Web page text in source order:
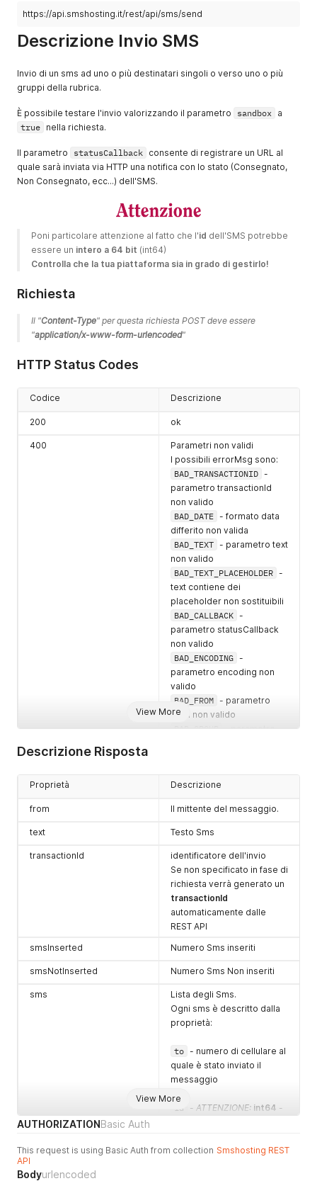
https://api.smshosting.it/rest/api/sms/send
Descrizione Invio SMS
Invio di un sms ad uno o più destinatari singoli o verso uno o più
gruppi della rubrica.
È possibile testare l'invio valorizzando il parametro sandbox a
true nella richiesta.
Il parametro statusCallback consente di registrare un URL al
quale sarà inviata via HTTP una notifica con lo stato (Consegnato,
Non Consegnato, ecc...) dell'SMS.
Poni particolare attenzione al fatto che l'id dell'SMS potrebbe
essere un intero a 64 bit (int64)
Controlla che la tua piattaforma sia in grado di gestirlo!
Richiesta
Il "Content-Type" per questa richiesta POST deve essere
"application/x-www-form-urlencoded"
HTTP Status Codes
View More
Codice Descrizione
200 ok
400
Parametri non validi
I possibili errorMsg sono:
BAD_TRANSACTIONID -
parametro transactionId
non valido
BAD_DATE - formato data
differito non valida
BAD_TEXT - parametro text
non valido
BAD_TEXT_PLACEHOLDER -
text contiene dei
placeholder non sostituibili
BAD_CALLBACK -
parametro statusCallback
non valido
BAD_ENCODING -
parametro encoding non
valido
BAD_FROM - parametro
from non valido
BAD_GROUP - parametro
l'invio
nessun valido destinatario
GENERIC_ERROR
TEST_SMS_NOT_ALLOWED
errore invio sms di test a
numero diverso da quello
di registrazione
Metodo HTTP non
Descrizione Risposta
View More
Proprietà Descrizione
from Il mittente del messaggio.
text Testo Sms
transactionId
identificatore dell'invio
Se non specificato in fase di
richiesta verrà generato un
transactionId
automaticamente dalle
REST API
smsInserted
Numero Sms inseriti
smsNotInserted Numero Sms Non inseriti
sms
Lista degli Sms.
Ogni sms è descritto dalla
proprietà:
to - numero di cellulare al
quale è stato inviato il
messaggio
id - ATTENZIONE: int64 -
del messaggio con la
AUTHORIZATIONBasic Auth
This request is using Basic Auth from collection Smshosting REST
API
Bodyurlencoded